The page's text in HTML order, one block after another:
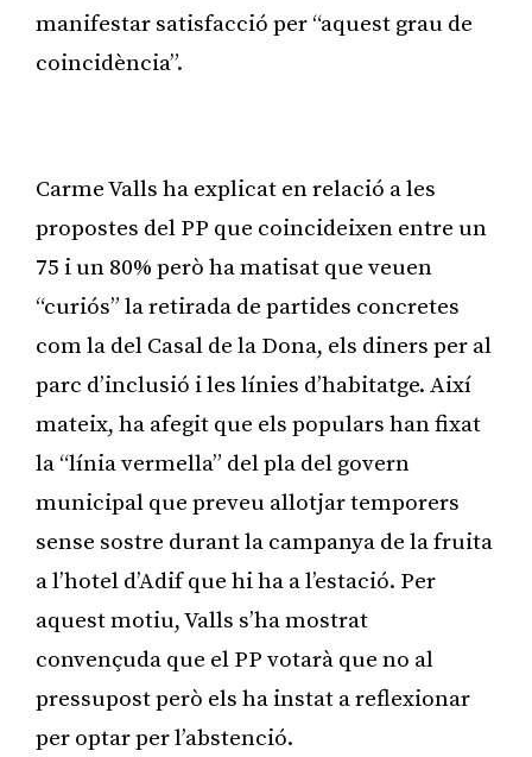
manifestar satisfacció per “aquest grau de
coincidència”.
Carme Valls ha explicat en relació a les
propostes del PP que coincideixen entre un
75 i un 80% però ha matisat que veuen
“curiós” la retirada de partides concretes
com la del Casal de la Dona, els diners per al
parc d’inclusió i les línies d’habitatge. Així
mateix, ha afegit que els populars han fixat
la “línia vermella” del pla del govern
municipal que preveu allotjar temporers
sense sostre durant la campanya de la fruita
a l’hotel d’Adif que hi ha a l’estació. Per
aquest motiu, Valls s’ha mostrat
convençuda que el PP votarà que no al
pressupost però els ha instat a reflexionar
per optar per l’abstenció.